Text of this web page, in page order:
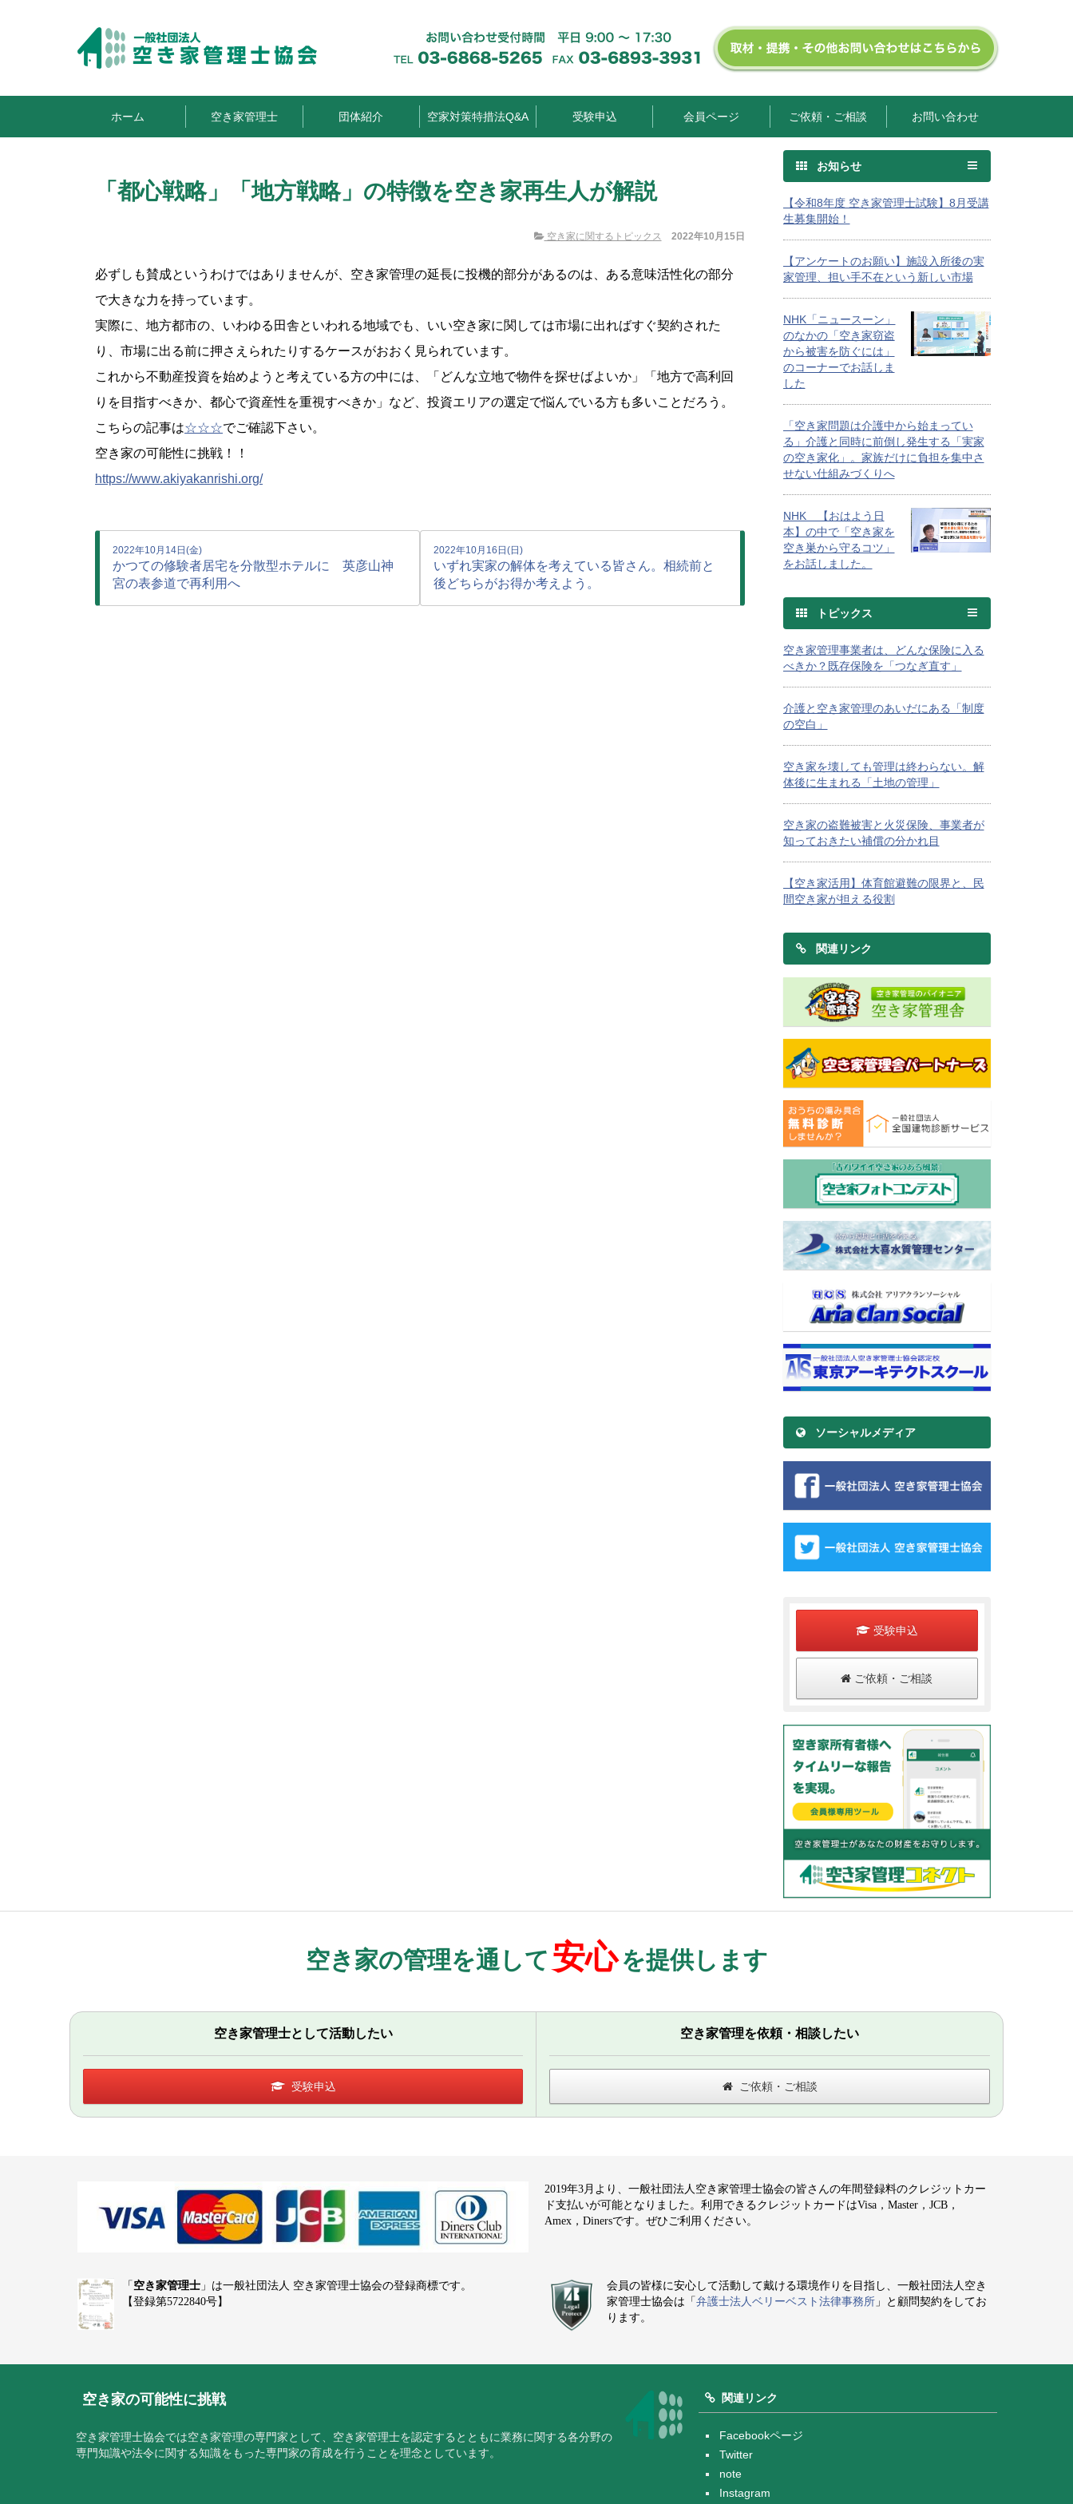
ホーム 空き家管理士 団体紹介 空家対策特措法Q&A 受験申込 会員ページ ご依頼・ご相談 お問い合わせ
「都心戦略」「地方戦略」の特徴を空き家再生人が解説
空き家に関するトピックス 2022年10月15日
必ずしも賛成というわけではありませんが、空き家管理の延長に投機的部分があるのは、ある意味活性化の部分
で大きな力を持っています。
実際に、地方都市の、いわゆる田舎といわれる地域でも、いい空き家に関しては市場に出ればすぐ契約された
り、市場に出る前に押さえられたりするケースがおおく見られています。
これから不動産投資を始めようと考えている方の中には、「どんな立地で物件を探せばよいか」「地方で高利回
りを目指すべきか、都心で資産性を重視すべきか」など、投資エリアの選定で悩んでいる方も多いことだろう。
こちらの記事は☆☆☆でご確認下さい。
空き家の可能性に挑戦！！
https://www.akiyakanrishi.org/
2022年10月14日(金)
かつての修験者居宅を分散型ホテルに 英彦山神
宮の表参道で再利用へ
2022年10月16日(日)
いずれ実家の解体を考えている皆さん。相続前と
後どちらがお得か考えよう。
お知らせ
【令和8年度 空き家管理士試験】8月受講
生募集開始！
【アンケートのお願い】施設入所後の実
家管理、担い手不在という新しい市場
NHK「ニュースーン」
のなかの「空き家窃盗
から被害を防ぐには」
のコーナーでお話しま
した
「空き家問題は介護中から始まってい
る」介護と同時に前倒し発生する「実家
の空き家化」。家族だけに負担を集中さ
せない仕組みづくりへ
NHK 【おはよう日
本】の中で「空き家を
空き巣から守るコツ」
をお話しました。
トピックス
空き家管理事業者は、どんな保険に入る
べきか？既存保険を「つなぎ直す」
介護と空き家管理のあいだにある「制度
の空白」
空き家を壊しても管理は終わらない。解
体後に生まれる「土地の管理」
空き家の盗難被害と火災保険、事業者が
知っておきたい補償の分かれ目
【空き家活用】体育館避難の限界と、民
間空き家が担える役割
関連リンク
ソーシャルメディア
受験申込
ご依頼・ご相談
空き家の管理を通して安心を提供します
空き家管理士として活動したい
受験申込
空き家管理を依頼・相談したい
ご依頼・ご相談
2019年3月より、一般社団法人空き家管理士協会の皆さんの年間登録料のクレジットカー
ド支払いが可能となりました。利用できるクレジットカードはVisa，Master，JCB，
Amex，Dinersです。ぜひご利用ください。
「 空き家管理士 」は一般社団法人 空き家管理士協会の登録商標です。
【登録第5722840号】
会員の皆様に安心して活動して戴ける環境作りを目指し、一般社団法人空き
家管理士協会は「 弁護士法人ベリーベスト法律事務所 」と顧問契約をしてお
ります。
空き家の可能性に挑戦
空き家管理士協会では空き家管理の専門家として、空き家管理士を認定するとともに業務に関する各分野の
専門知識や法令に関する知識をもった専門家の育成を行うことを理念としています。
関連リンク
Facebookページ
Twitter
note
Instagram